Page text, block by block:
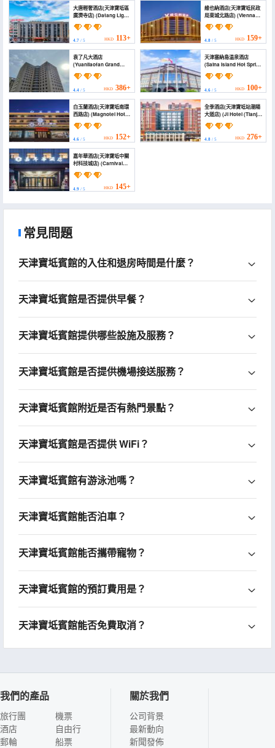
大唐輕奢酒店(天津寶坻區
廣濟寺店) (Datang Light
Luxury Hotel (Tianjin
Baodi Branch))
4.7 / 5 HKD 113+
維也納酒店(天津寶坻民政
局東城北路店) (Vienna
Hotel (Tianjin Baodi
Department of Civil
Affairs Dongcheng
North Road Branch))
4.8/ 5 HKD 159+
袁了凡大酒店
(Yuanliaofan Grand
Hotel)
4.4 / 5 HKD 386+
天津塞納島温泉酒店
(Saina Island Hot Spring
Hotel)
4.6/ 5 HKD 100+
白玉蘭酒店(天津寶坻南環
西路店) (Magnotel Hotel
(Tianjin Baodi Nanhuan
Xi Road))
4.6 / 5 HKD 152+
全季酒店(天津寶坻站潮陽
大道店) (JI Hotel (Tianjin
Baodi Station
Chaoyang Avenue))
4.8/ 5 HKD 276+
嘉年華酒店(天津寶坻中關
村科技城店) (Carnival
Hotel)
4.9 / 5 HKD 145+
常見問題
天津寶坻賓館的入住和退房時間是什麼？
天津寶坻賓館是否提供早餐？
天津寶坻賓館提供哪些設施及服務？
天津寶坻賓館是否提供機場接送服務？
天津寶坻賓館附近是否有熱門景點？
天津寶坻賓館是否提供 WiFi？
天津寶坻賓館有游泳池嗎？
天津寶坻賓館能否泊車？
天津寶坻賓館能否攜帶寵物？
天津寶坻賓館的預訂費用是？
天津寶坻賓館能否免費取消？
我們的產品
旅行團
酒店
郵輪
機票
自由行
船票
關於我們
公司背景
最新動向
新聞發佈